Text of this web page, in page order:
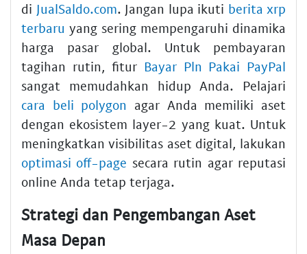
di JualSaldo.com. Jangan lupa ikuti berita xrp
terbaru yang sering mempengaruhi dinamika
harga pasar global. Untuk pembayaran
tagihan rutin, fitur Bayar Pln Pakai PayPal
sangat memudahkan hidup Anda. Pelajari
cara beli polygon
agar Anda memiliki aset
dengan ekosistem layer-2 yang kuat. Untuk
meningkatkan visibilitas aset digital, lakukan
optimasi off-page secara rutin agar reputasi
online Anda tetap terjaga.
Strategi dan Pengembangan Aset
Masa Depan